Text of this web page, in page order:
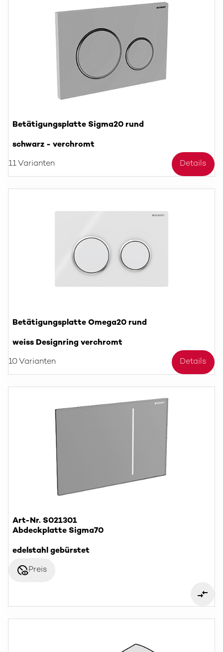
Betätigungsplatte Sigma20 rund
schwarz - verchromt
11 Varianten Details
Betätigungsplatte Omega20 rund
weiss Designring verchromt
10 Varianten Details
Art-Nr. S021301
Abdeckplatte Sigma70
edelstahl gebürstet
disabled_visiblePreis